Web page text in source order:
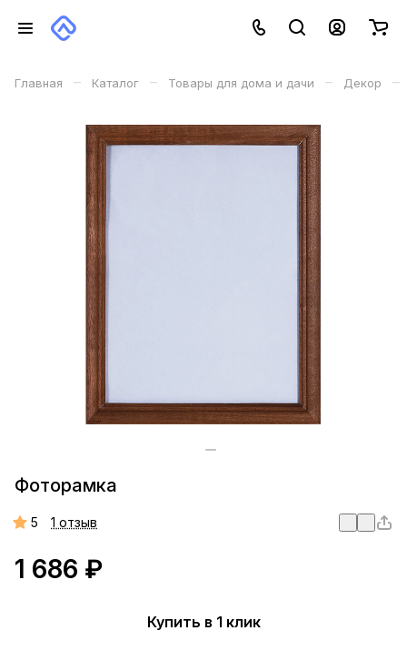
Главная – Каталог – Товары для дома и дачи – Декор –
Фоторамка
5 1 отзыв
1 686 ₽
Купить в 1 клик